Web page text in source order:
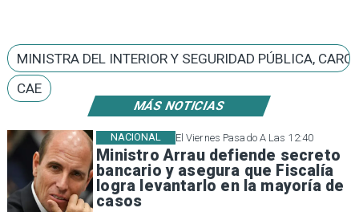
MÁS NOTICIAS
El Viernes Pasado A Las 12:40
Ministro Arrau defiende secreto
bancario y asegura que Fiscalía
logra levantarlo en la mayoría de
casos
NACIONAL
MINISTRA DEL INTERIOR Y SEGURIDAD PÚBLICA,
CAE